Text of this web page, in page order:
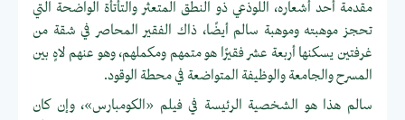
مقدمة أحد أشعاره، اللوذعي ذو النطق المتعثر والتأتأة الواضحة التي
تحجز موهبته وموهبة سالم أيضًا، ذاك الفقير المحاصر في شقة من
غرفتين يسكنها أربعة عشر فقيرًا هو متمهم ومكملهم، وهو عنهم لاهٍ بين
المسرح والجامعة والوظيفة المتواضعة في محطة الوقود.
سالم هذا هو الشخصية الرئيسة في فيلم «الكومبارس»، وإن كان